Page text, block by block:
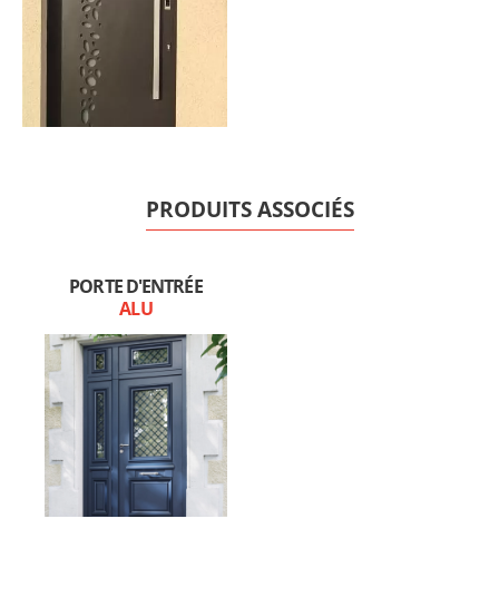
PRODUITS ASSOCIÉS
PORTE D'ENTRÉE
ALU